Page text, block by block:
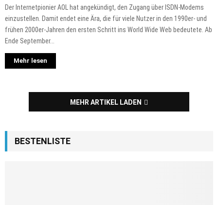
Der Internetpionier AOL hat angekündigt, den Zugang über ISDN-Modems
einzustellen. Damit endet eine Ära, die für viele Nutzer in den 1990er- und
frühen 2000er-Jahren den ersten Schritt ins World Wide Web bedeutete. Ab
Ende September...
Mehr lesen
MEHR ARTIKEL LADEN
BESTENLISTE